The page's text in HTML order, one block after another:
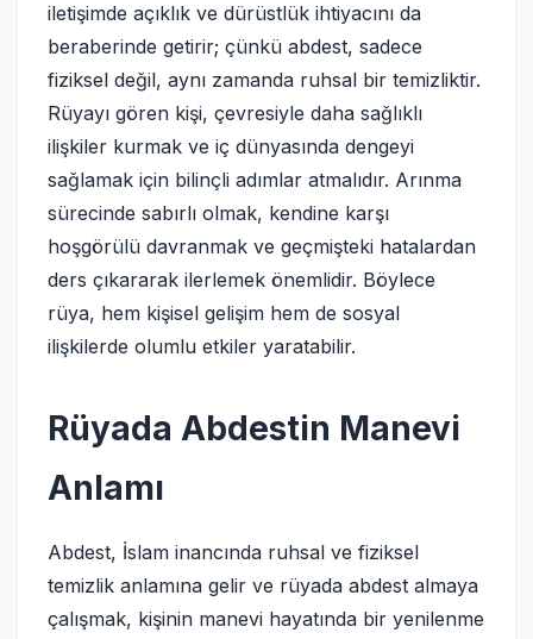
iletişimde açıklık ve dürüstlük ihtiyacını da
beraberinde getirir; çünkü abdest, sadece
fiziksel değil, aynı zamanda ruhsal bir temizliktir.
Rüyayı gören kişi, çevresiyle daha sağlıklı
ilişkiler kurmak ve iç dünyasında dengeyi
sağlamak için bilinçli adımlar atmalıdır. Arınma
sürecinde sabırlı olmak, kendine karşı
hoşgörülü davranmak ve geçmişteki hatalardan
ders çıkararak ilerlemek önemlidir. Böylece
rüya, hem kişisel gelişim hem de sosyal
ilişkilerde olumlu etkiler yaratabilir.
Rüyada Abdestin Manevi
Anlamı
Abdest, İslam inancında ruhsal ve fiziksel
temizlik anlamına gelir ve rüyada abdest almaya
çalışmak, kişinin manevi hayatında bir yenilenme